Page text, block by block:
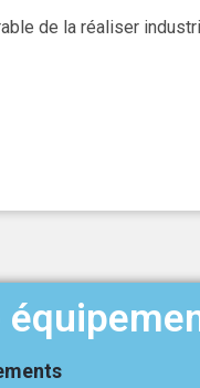
de la réaliser